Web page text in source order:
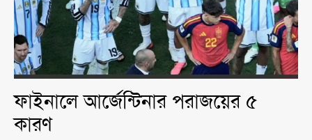
ফাইনালে আর্জেন্টিনার পরাজয়ের ৫
কারণ